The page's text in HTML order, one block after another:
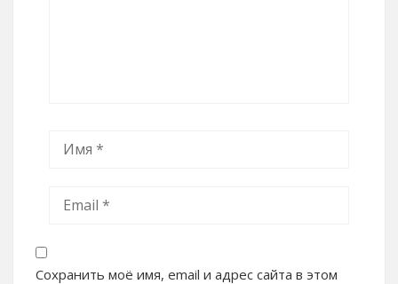
Сохранить моё имя, email и адрес сайта в этом